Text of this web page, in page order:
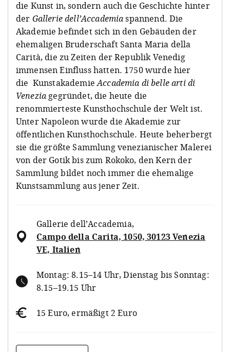
die Kunst in, sondern auch die Geschichte hinter
der Gallerie dell’Accademiaspannend. Die
Akademie befindet sich in den Gebäuden der
ehemaligen Bruderschaft Santa Maria della
Carità, die zu Zeiten der Republik Venedig
immensen Einfluss hatten. 1750 wurde hier
die KunstakademieAccademia di belle arti di
Venezia gegründet, die heute die
renommierteste Kunsthochschule der Welt ist.
Unter Napoleon wurde die Akademie zur
öffentlichen Kunsthochschule. Heute beherbergt
sie die größte Sammlung venezianischer Malerei
von der Gotik bis zum Rokoko, den Kern der
Sammlung bildet noch immer die ehemalige
Kunstsammlung aus jener Zeit.
Gallerie dell’Accademia,
Campo della Carita, 1050, 30123 Venezia
VE, Italien
Montag: 8.15–14 Uhr, Dienstag bis Sonntag:
8.15–19.15 Uhr
15 Euro, ermäßigt 2 Euro